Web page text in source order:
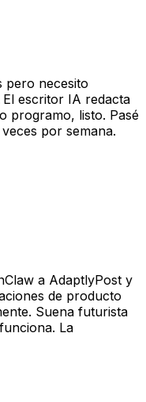
pero necesito
escritor IA redacta
programo, listo. Pasé
por semana.
a AdaptlyPost y
de producto
Suena futurista
La